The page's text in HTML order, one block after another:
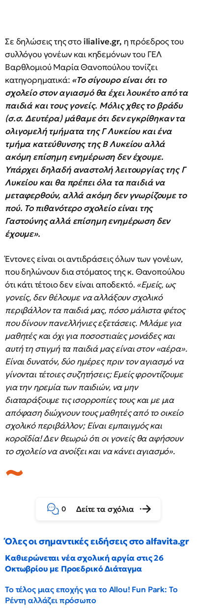
Σε δηλώσεις της στοilialive.gr, η πρόεδρος του
συλλόγου γονέων και κηδεμόνων του ΓΕΛ
Βαρθλομιού Μαρία Θανοπούλου τονίζει
κατηγορηματικά: «Το σίγουρο είναι ότι το
σχολείο στον αγιασμό θα έχει λουκέτο από τα
παιδιά και τους γονείς. Μόλις χθες το βράδυ
(σ.σ. Δευτέρα) μάθαμε ότι δεν εγκρίθηκαν τα
ολιγομελή τμήματα της Γ Λυκείου και ένα
τμήμα κατεύθυνσης της Β Λυκείου αλλά
ακόμη επίσημη ενημέρωση δεν έχουμε.
Υπάρχει δηλαδή αναστολή λειτουργίας της Γ
Λυκείου και θα πρέπει όλα τα παιδιά να
μεταφερθούν, αλλά ακόμη δεν γνωρίζουμε το
πού. Το πιθανότερο σχολείο είναι της
Γαστούνης αλλά επίσημη ενημέρωση δεν
έχουμε».
Έντονες είναι οι αντιδράσεις όλων των γονέων,
που δηλώνουν δια στόματος της κ. Θανοπούλου
ότι κάτι τέτοιο δεν είναι αποδεκτό.«Εμείς, ως
γονείς, δεν θέλουμε να αλλάξουν σχολικό
περιβάλλον τα παιδιά μας, πόσο μάλιστα φέτος
που δίνουν πανελλήνιες εξετάσεις. Μιλάμε για
μαθητές και όχι για ποσοστιαίες μονάδες και
αυτή τη στιγμή τα παιδιά μας είναι στον «αέρα».
Είναι δυνατόν, δύο ημέρες πριν τον αγιασμό να
γίνονται τέτοιες συζητήσεις; Εμείς φροντίζουμε
για την ηρεμία των παιδιών, να μην
διαταράξουμε τις ισορροπίες τους και με μια
απόφαση διώχνουν τους μαθητές από το οικείο
σχολικό περιβάλλον; Είναι εμπαιγμός και
κοροϊδία! Δεν θεωρώ ότι οι γονείς θα αφήσουν
το σχολείο να ανοίξει και να κάνει αγιασμό».
0 Δείτε τα σχόλια
Όλες οι σημαντικές ειδήσεις στο alfavita.gr
Καθιερώνεται νέα σχολική αργία στις 26
Οκτωβρίου με Προεδρικό Διάταγμα
Το τέλος μιας εποχής για το Allou! Fun Park: Το
Ρέντη αλλάζει πρόσωπο